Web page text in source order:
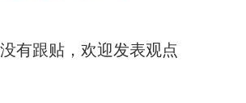
有跟贴，欢迎发表观点
么？